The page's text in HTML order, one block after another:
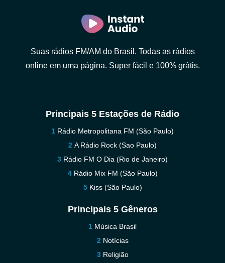
Suas rádios FM/AM do Brasil. Todas as rádios
online em uma página. Super fácil e 100% grátis.
Principais 5 Estações de Rádio
Rádio Metropolitana FM (São Paulo)
A Rádio Rock (Sao Paulo)
Rádio FM O Dia (Rio de Janeiro)
Rádio Mix FM (São Paulo)
Kiss (São Paulo)
Principais 5 Gêneros
Música Brasil
Notícias
Religião